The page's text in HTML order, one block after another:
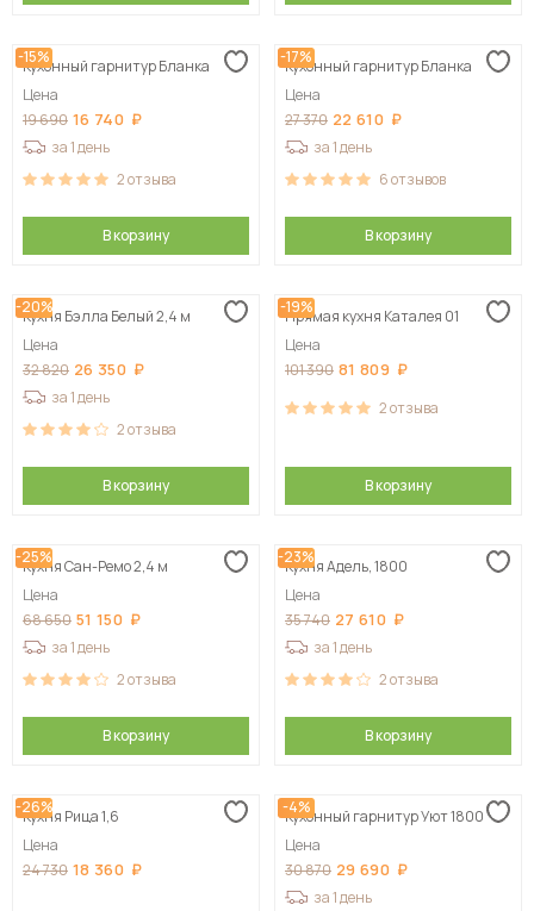
-15%
Кухонный гарнитур Бланка
Цена
19 690 16 740
за 1 день
2отзыва
В корзину
-17%
Кухонный гарнитур Бланка
Цена
27 370 22 610
за 1 день
6отзывов
В корзину
-20%
Кухня Бэлла Белый 2,4 м
Цена
32 820 26 350
за 1 день
2отзыва
В корзину
-19%
Прямая кухня Каталея 01
Цена
101 390 81 809
2отзыва
В корзину
-25%
Кухня Сан-Ремо 2,4 м
Цена
68 650 51 150
за 1 день
2отзыва
В корзину
-23%
Кухня Адель, 1800
Цена
35 740 27 610
за 1 день
2отзыва
В корзину
-26%
Кухня Рица 1,6
Цена
24 730 18 360
-4%
Кухонный гарнитур Уют 1800
Цена
30 870 29 690
за 1 день